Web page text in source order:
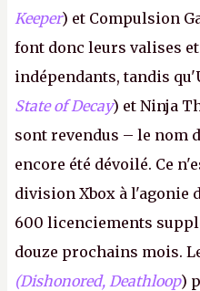
Keeper) et Compulsion
font donc leurs valises
indépendants, tandis
State of Decay) et Ninja
sont revendus – le nom
encore été dévoilé. Ce
division Xbox à l'agonie
600 licenciements
douze prochains mois.
(Dishonored, Deathloop)